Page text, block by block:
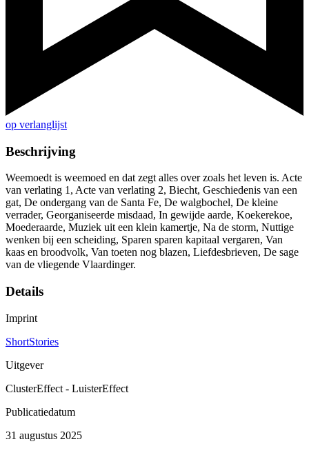
op verlanglijst
Beschrijving
Weemoedt is weemoed en dat zegt alles over zoals het leven is. Acte
van verlating 1, Acte van verlating 2, Biecht, Geschiedenis van een
gat, De ondergang van de Santa Fe, De walgbochel, De kleine
verrader, Georganiseerde misdaad, In gewijde aarde, Koekerekoe,
Moederaarde, Muziek uit een klein kamertje, Na de storm, Nuttige
wenken bij een scheiding, Sparen sparen kapitaal vergaren, Van
kaas en broodvolk, Van toeten nog blazen, Liefdesbrieven, De sage
van de vliegende Vlaardinger.
Details
Imprint
ShortStories
Uitgever
ClusterEffect - LuisterEffect
Publicatiedatum
31 augustus 2025